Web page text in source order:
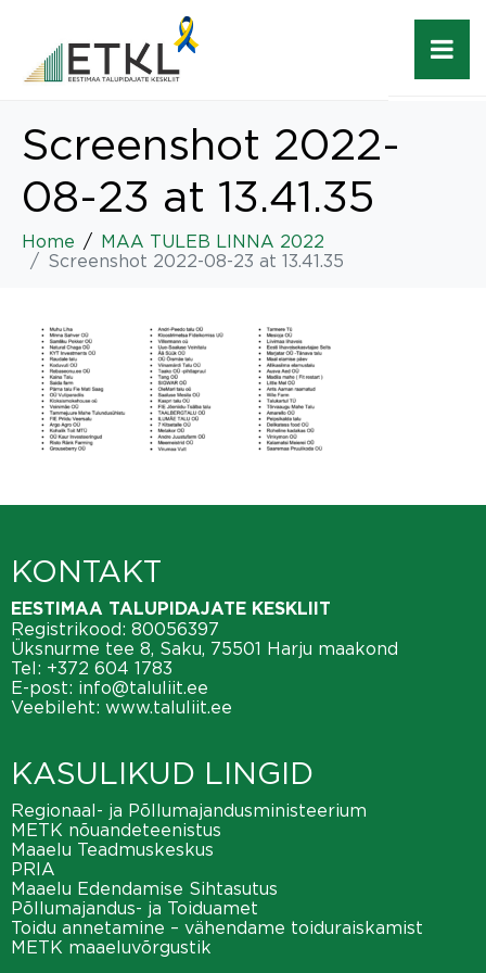
Screenshot 2022-
08-23 at 13.41.35
Home
MAA TULEB LINNA 2022
Screenshot 2022-08-23 at 13.41.35
KONTAKT
EESTIMAA TALUPIDAJATE KESKLIIT
Registrikood: 80056397
Üksnurme tee 8, Saku, 75501 Harju maakond
Tel: +372 604 1783
E-post: info@taluliit.ee
Veebileht: www.taluliit.ee
KASULIKUD LINGID
Regionaal- ja Põllumajandusministeerium
METK nõuandeteenistus
Maaelu Teadmuskeskus
PRIA
Maaelu Edendamise Sihtasutus
Põllumajandus- ja Toiduamet
Toidu annetamine – vähendame toiduraiskamist
METK maaeluvõrgustik